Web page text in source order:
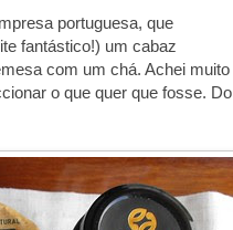
portuguesa, que
fantástico!) um cabaz
com um chá. Achei muito
o que quer que fosse. Do